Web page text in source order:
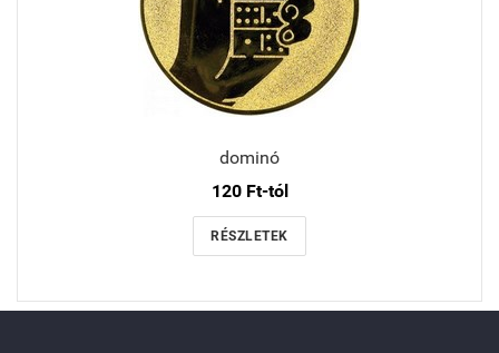
dominó
120 Ft-tól
RÉSZLETEK